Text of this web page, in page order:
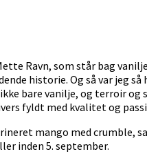
Ravn, som står bag
historie. Og så var jeg
bare vanilje, og terroir
fyldt med kvalitet og
mango med crumble,
inden 5. september.